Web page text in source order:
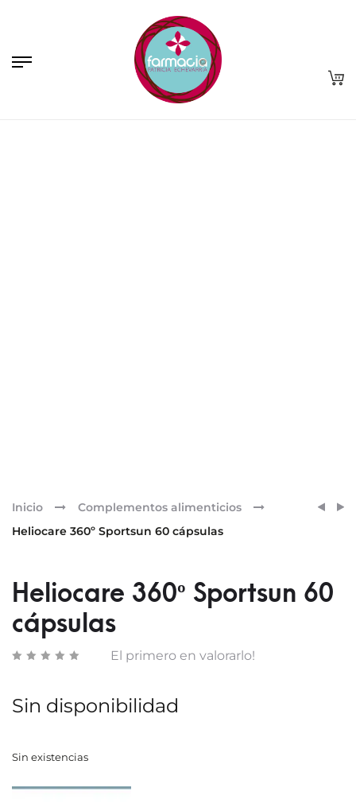
Inicio
Complementos alimenticios
Heliocare 360º Sportsun 60 cápsulas
Heliocare 360º Sportsun 60
cápsulas
El primero en valorarlo!
Sin disponibilidad
Sin existencias